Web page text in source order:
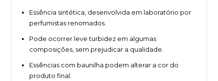
Essência sintética, desenvolvida em laboratório por
perfumistas renomados.
Pode ocorrer leve turbidez em algumas
composições, sem prejudicar a qualidade.
Essências com baunilha podem alterar a cor do
produto final.